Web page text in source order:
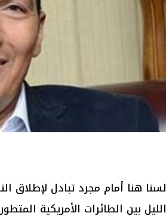
لسنا هنا أمام مجرد تبادل لإطلاق
الليل بين الطائرات الأمريكية